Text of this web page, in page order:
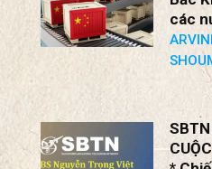
BS
Bắc
các